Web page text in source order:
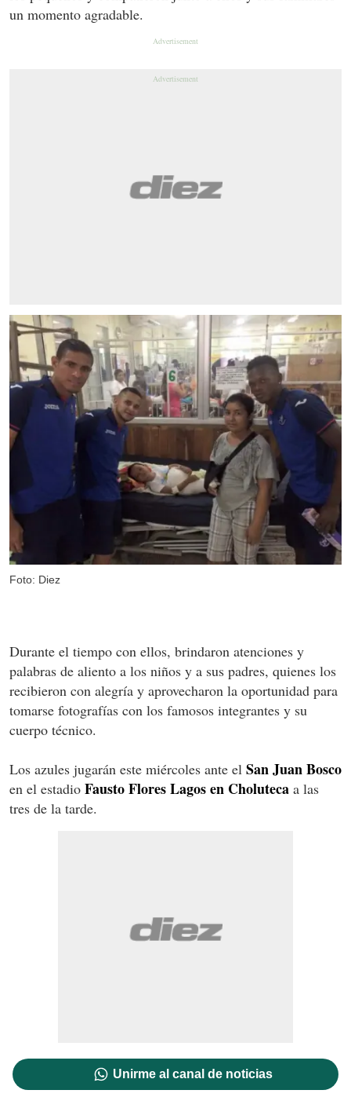
un momento agradable.
Foto: Diez
Durante el tiempo con ellos, brindaron atenciones y
palabras de aliento a los niños y a sus padres, quienes los
recibieron con alegría y aprovecharon la oportunidad para
tomarse fotografías con los famosos integrantes y su
cuerpo técnico.
Los azules jugarán este miércoles ante el San Juan Bosco
en el estadio Fausto Flores Lagos en Choluteca a las
tres de la tarde.
Unirme al canal de noticias